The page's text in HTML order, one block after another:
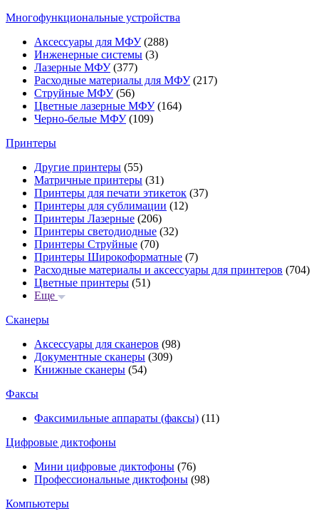
Многофункциональные устройства
Аксессуары для МФУ(288)
Инженерные системы (3)
Лазерные МФУ(377)
Расходные материалы для МФУ(217)
Струйные МФУ(56)
Цветные лазерные МФУ(164)
Черно-белые МФУ(109)
Принтеры
Другие принтеры (55)
Матричные принтеры (31)
Принтеры для печати этикеток (37)
Принтеры для сублимации (12)
Принтеры Лазерные (206)
Принтеры светодиодные (32)
Принтеры Струйные (70)
Принтеры Широкоформатные (7)
Расходные материалы и аксессуары для принтеров (704)
Цветные принтеры (51)
Еще
Сканеры
Аксессуары для сканеров (98)
Документные сканеры (309)
Книжные сканеры (54)
Факсы
Факсимильные аппараты (факсы) (11)
Цифровые диктофоны
Мини цифровые диктофоны (76)
Профессиональные диктофоны (98)
Компьютеры